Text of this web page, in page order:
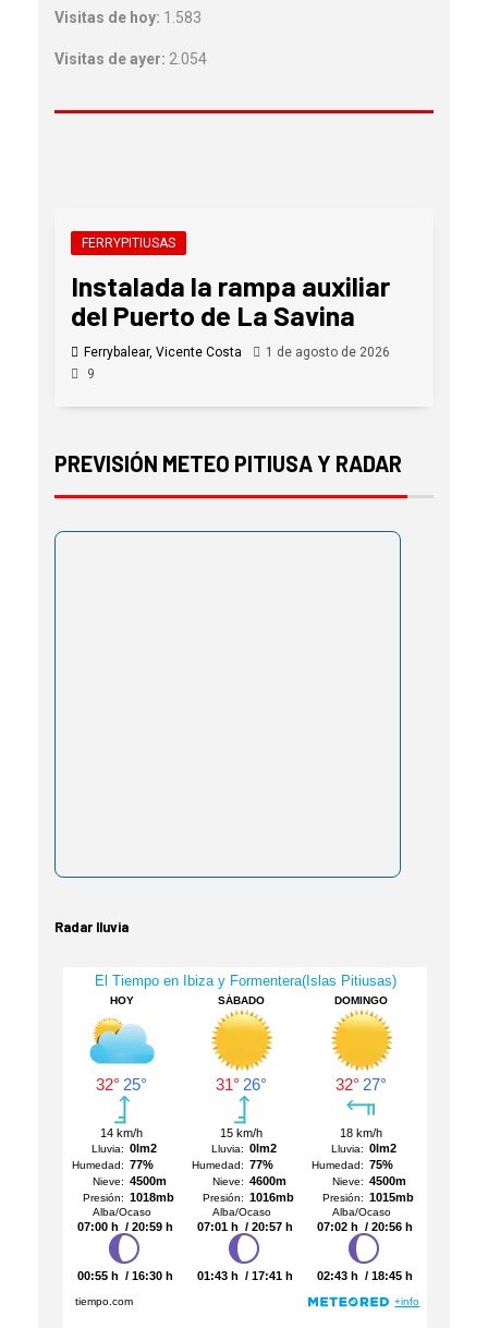
Visitas de hoy: 1.583
Visitas de ayer: 2.054
FERRYPITIUSAS
Instalada la rampa auxiliar
del Puerto de La Savina
Ferrybalear, Vicente Costa
1 de agosto de 2026
9
PREVISIÓN METEO PITIUSA Y RADAR
Radar lluvia